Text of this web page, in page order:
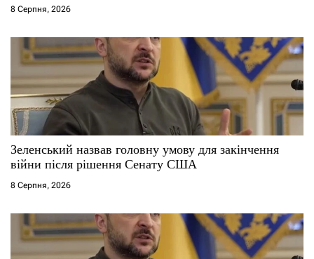
8 Серпня, 2026
Зеленський назвав головну умову для закінчення
війни після рішення Сенату США
8 Серпня, 2026